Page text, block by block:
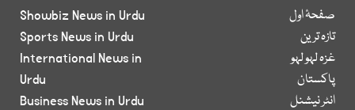
صفحۂ اول
تازہ ترین
غزہ لہو لہو
پاکستان
انٹر نیشنل
Showbiz News in Urdu
Sports News in Urdu
International News in
Urdu
Business News in Urdu